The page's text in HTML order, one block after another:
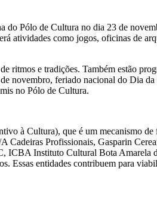
do Pólo de Cultura no dia 23 de
atividades como jogos, oficinas de
ritmos e tradições. Também estão
novembro, feriado nacional do Dia
no Pólo de Cultura.
à Cultura), que é um mecanismo
Cadeiras Profissionais, Gasparin
Instituto Cultural Bota
entidades contribuem para